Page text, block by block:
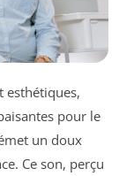
esthétiques,
pour le
un doux
Ce son, perçu